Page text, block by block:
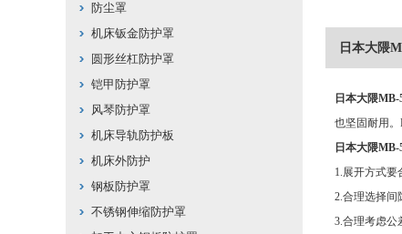
防尘罩
机床钣金防护罩
圆形丝杠防护罩
铠甲防护罩
风琴防护罩
机床导轨防护板
机床外防护
钢板防护罩
不锈钢伸缩防护罩
日本大隈
日本大隈
也坚固耐用
日本大隈
1.展开方式要
2.合理选择间
3.合理考虑公